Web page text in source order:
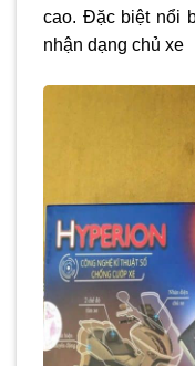
cao. Đặc biệt nổi
nhận dạng chủ xe